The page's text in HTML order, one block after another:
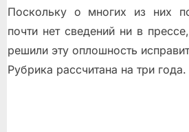
Поскольку о многих из них
почти нет сведений ни в
решили эту оплошность
Рубрика рассчитана на три года.